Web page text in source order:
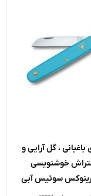
، گل آرایی و
خوشنویسی
سوئیس آبی